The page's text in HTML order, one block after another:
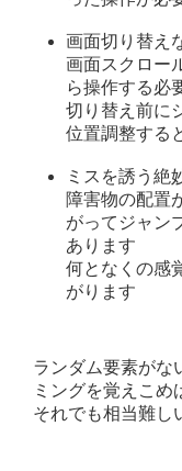
画面切り替え
画面スクロー
ら操作する必
切り替え前に
位置調整する
ミスを誘う絶
障害物の配置
がってジャン
あります
何となくの感
がります
ランダム要素がな
ミングを覚えこめ
それでも相当難し